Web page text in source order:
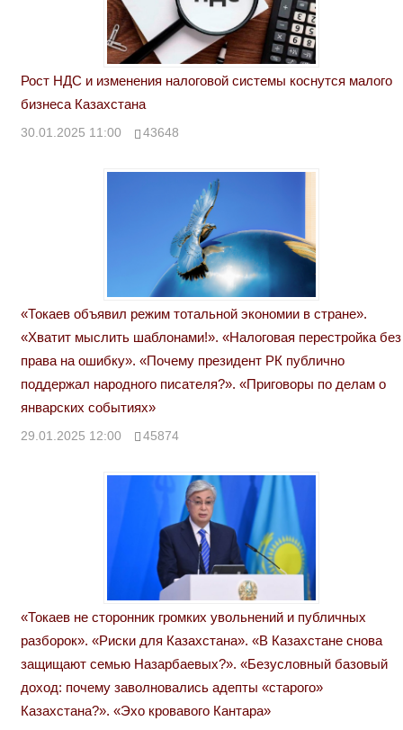
Рост НДС и изменения налоговой системы коснутся малого
бизнеса Казахстана
30.01.2025 11:00 43648
«Токаев объявил режим тотальной экономии в стране».
«Хватит мыслить шаблонами!». «Налоговая перестройка без
права на ошибку». «Почему президент РК публично
поддержал народного писателя?». «Приговоры по делам о
январских событиях»
29.01.2025 12:00 45874
«Токаев не сторонник громких увольнений и публичных
разборок». «Риски для Казахстана». «В Казахстане снова
защищают семью Назарбаевых?». «Безусловный базовый
доход: почему заволновались адепты «старого»
Казахстана?». «Эхо кровавого Кантара»